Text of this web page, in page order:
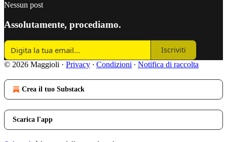
Nessun post
Assolutamente, procediamo.
Iscriviti
© 2026 Maggioli · Privacy ∙ Condizioni ∙ Notifica di raccolta
Crea il tuo Substack
Scarica l'app